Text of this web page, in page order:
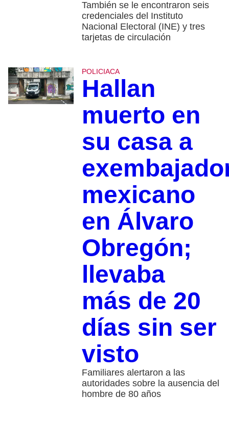
También se le encontraron seis
credenciales del Instituto
Nacional Electoral (INE) y tres
tarjetas de circulación
POLICIACA
Hallan
muerto en
su casa a
mexicano
en Álvaro
Obregón;
llevaba
más de 20
días sin ser
visto
Familiares alertaron a las
autoridades sobre la ausencia del
hombre de 80 años